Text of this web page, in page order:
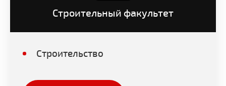
Строительный факультет
Строительство